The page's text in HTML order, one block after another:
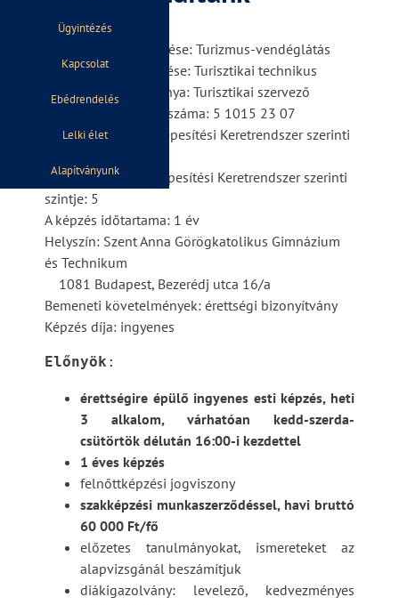
Ügyintézés
Kapcsolat
Ebédrendelés
Lelki élet
Alapítványunk
Az ágazat megnevezése: Turizmus-vendéglátás
A szakma megnevezése: Turisztikai technikus
A szakma szakmairánya: Turisztikai szervező
A szakma azonosító száma: 5 1015 23 07
A szakma Európai Képesítési Keretrendszer szerinti
A szakma Magyar Képesítési Keretrendszer szerinti
szintje: 5
A képzés időtartama: 1 év
Helyszín: Szent Anna Görögkatolikus Gimnázium
és Technikum
1081 Budapest, Bezerédj utca 16/a
Bemeneti követelmények: érettségi bizonyítvány
Képzés díja: ingyenes
Előnyök :
érettségire épülő ingyenes esti képzés, heti
3 alkalom, várhatóan kedd-szerda-
csütörtök délután 16:00-i kezdettel
1 éves képzés
felnőttképzési jogviszony
szakképzési munkaszerződéssel, havi bruttó
60 000 Ft/fő
előzetes tanulmányokat, ismereteket az
alapvizsgánál beszámítjuk
diákigazolvány: levelező, kedvezményes